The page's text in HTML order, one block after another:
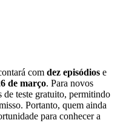
com dez episódios e
de março. Para novos
de teste gratuito, permitindo
Portanto, quem ainda
para conhecer a